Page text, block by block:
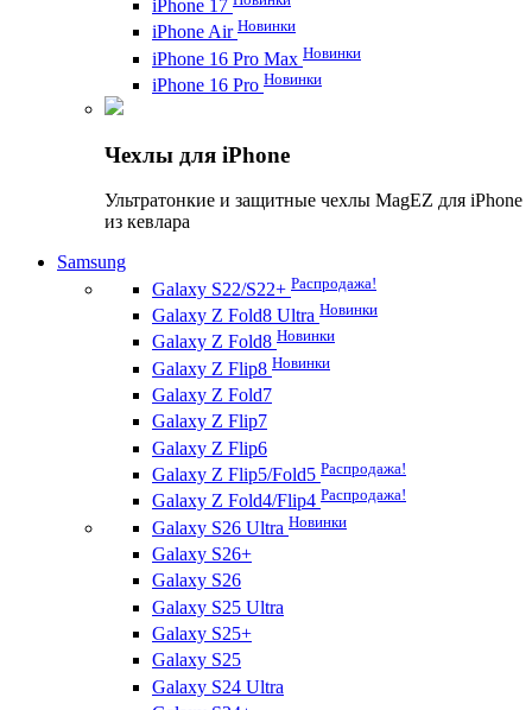
iPhone 17
iPhone Air Новинки
iPhone 16 Pro Max Новинки
iPhone 16 Pro Новинки
Чехлы для iPhone
Ультратонкие и защитные чехлы MagEZ для iPhone
из кевлара
Samsung
Galaxy S22/S22+ Распродажа!
Galaxy Z Fold8 Ultra Новинки
Galaxy Z Fold8 Новинки
Galaxy Z Flip8 Новинки
Galaxy Z Fold7
Galaxy Z Flip7
Galaxy Z Flip6
Galaxy Z Flip5/Fold5 Распродажа!
Galaxy Z Fold4/Flip4 Распродажа!
Galaxy S26 Ultra Новинки
Galaxy S26+
Galaxy S26
Galaxy S25 Ultra
Galaxy S25+
Galaxy S25
Galaxy S24 Ultra